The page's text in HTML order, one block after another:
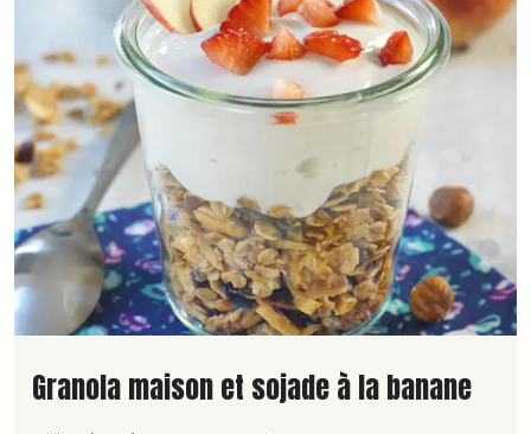
Lire la suite de la recette
Granola maison et sojade à la banane